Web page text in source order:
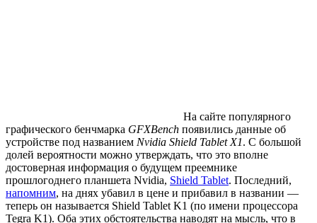
На сайте популярного
графического бенчмарка GFXBench появились данные об
устройстве под названием Nvidia Shield Tablet X1. С большой
долей вероятности можно утверждать, что это вполне
достоверная информация о будущем преемнике
прошлогоднего планшета Nvidia, Shield Tablet. Последний,
напомним, на днях убавил в цене и прибавил в названии —
теперь он называется Shield Tablet K1 (по имени процессора
Tegra K1). Оба этих обстоятельства наводят на мысль, что в